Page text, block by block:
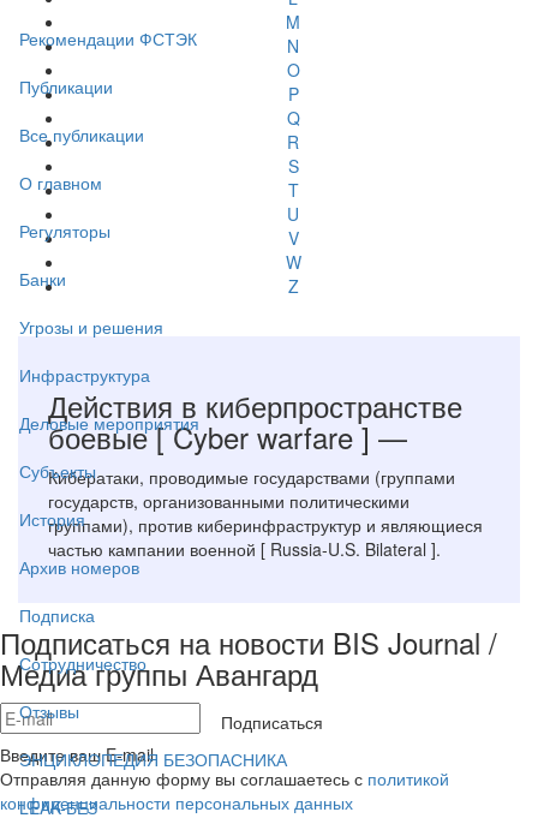
Рекомендации ФСТЭК
Публикации
Все публикации
О главном
Регуляторы
Банки
Угрозы и решения
Инфраструктура
Деловые мероприятия
Субъекты
История
Архив номеров
Подписка
Сотрудничество
Отзывы
ЭНЦИКЛОПЕДИЯ БЕЗОПАСНИКА
LEAK-БЕЗ
M
N
O
P
Q
R
S
T
U
V
W
Z
Действия в киберпространстве
боевые[ Cyber warfare ] —
Кибератаки, проводимые государствами (группами
государств, организованными политическими
группами), против киберинфраструктур и являющиеся
частью кампании военной [ Russia-U.S. Bilateral ].
Подписаться на новости BIS Journal /
Медиа группы Авангард
Подписаться
Введите ваш E-mail
Отправляя данную форму вы соглашаетесь с политикой
конфиденциальности персональных данных